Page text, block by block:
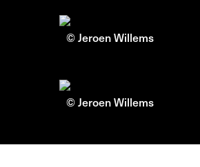
© Jeroen Willems
© Jeroen Willems